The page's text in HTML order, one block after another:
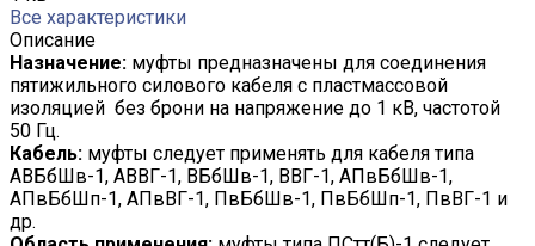
Все характеристики
Описание
Назначение: муфты предназначены для соединения
пятижильного силового кабеля с пластмассовой
изоляцией без брони на напряжение до 1 кВ, частотой
50 Гц.
Кабель: муфты следует применять для кабеля типа
АВБбШв-1, АВВГ-1, ВБбШв-1, ВВГ-1, АПвБбШв-1,
АПвБбШп-1, АПвВГ-1, ПвБбШв-1, ПвБбШп-1, ПвВГ-1 и
др.